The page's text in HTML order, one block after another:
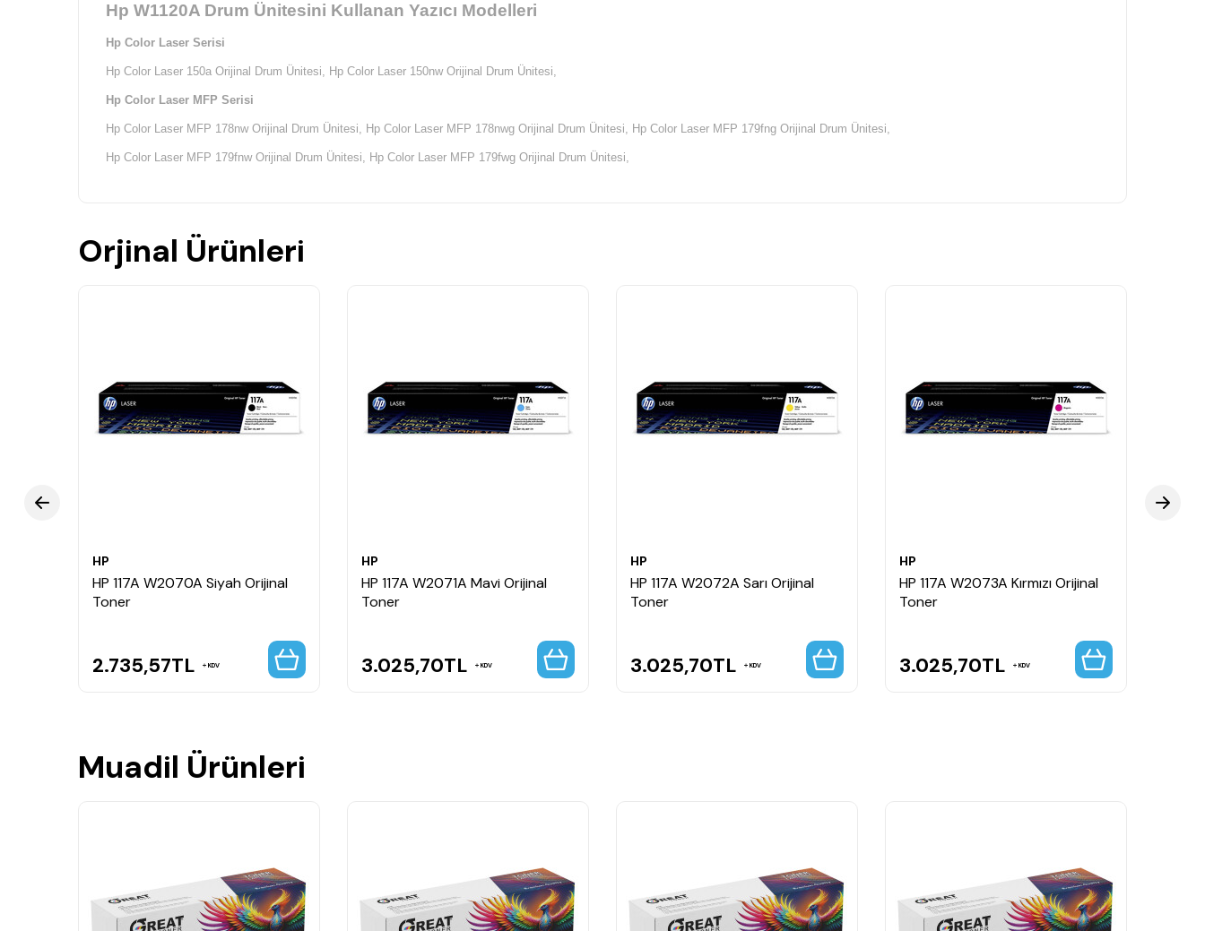
Hp W1120A Drum Ünitesini Kullanan Yazıcı Modelleri
Hp Color Laser Serisi
Hp Color Laser 150a Orijinal Drum Ünitesi, Hp Color Laser 150nw Orijinal Drum Ünitesi,
Hp Color Laser MFP Serisi
Hp Color Laser MFP 178nw Orijinal Drum Ünitesi, Hp Color Laser MFP 178nwg Orijinal Drum Ünitesi, Hp Color Laser MFP 179fng Orijinal Drum Ünitesi,
Hp Color Laser MFP 179fnw Orijinal Drum Ünitesi, Hp Color Laser MFP 179fwg Orijinal Drum Ünitesi,
Orjinal Ürünleri
HP
HP 117A W2070A Siyah Orijinal
Toner
2.735,57TL KDV
HP
HP 117A W2071A Mavi Orijinal
Toner
3.025,70TL KDV
HP
HP 117A W2072A Sarı Orijinal
Toner
3.025,70TL KDV
HP
HP 117A W2073A Kırmızı Orijinal
Toner
3.025,70TL KDV
Muadil Ürünleri